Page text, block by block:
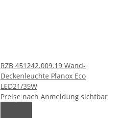
RZB 451242.009.19 Wand-
Deckenleuchte Planox Eco
LED21/35W
Preise nach Anmeldung sichtbar